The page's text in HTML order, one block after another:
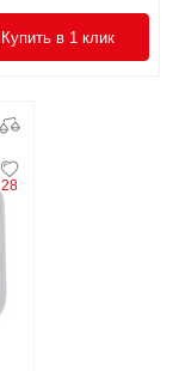
Купить в 1 клик
28